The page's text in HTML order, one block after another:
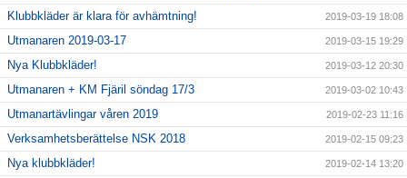
Klubbkläder är klara för avhämtning! 2019-03-19 18:08
Utmanaren 2019-03-17 2019-03-15 19:29
Nya Klubbkläder! 2019-03-12 20:30
Utmanaren + KM Fjäril söndag 17/3 2019-03-02 10:43
Utmanartävlingar våren 2019 2019-02-23 11:16
Verksamhetsberättelse NSK 2018 2019-02-15 09:23
Nya klubbkläder! 2019-02-14 13:20